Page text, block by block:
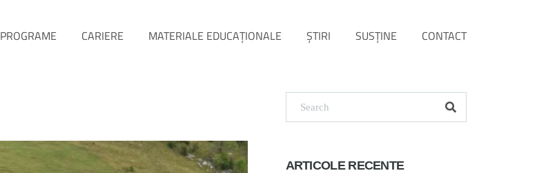
PROGRAME CARIERE MATERIALE EDUCAȚIONALE ŞTIRI SUSŢINE CONTACT
ARTICOLE RECENTE